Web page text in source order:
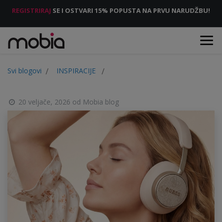
REGISTRIRAJ SE I OSTVARI 15% POPUSTA NA PRVU NARUDŽBU!
Svi blogovi INSPIRACIJE
20 veljače, 2026 od Mobia blog